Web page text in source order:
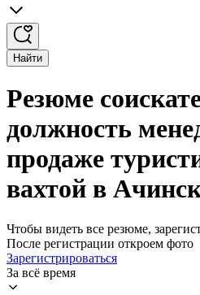
Найти
Резюме
должность
продаже
вахтой в
Чтобы видеть все резюме,
После регистрации откроем фото
Зарегистрироваться
За всё время